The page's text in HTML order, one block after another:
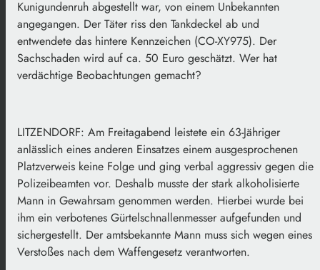
Kunigundenruh abgestellt war, von einem Unbekannten
angegangen. Der Täter riss den Tankdeckel ab und
entwendete das hintere Kennzeichen (CO-XY975). Der
Sachschaden wird auf ca. 50 Euro geschätzt. Wer hat
verdächtige Beobachtungen gemacht?
LITZENDORF: Am Freitagabend leistete ein 63-Jähriger
anlässlich eines anderen Einsatzes einem ausgesprochenen
Platzverweis keine Folge und ging verbal aggressiv gegen die
Polizeibeamten vor. Deshalb musste der stark alkoholisierte
Mann in Gewahrsam genommen werden. Hierbei wurde bei
ihm ein verbotenes Gürtelschnallenmesser aufgefunden und
sichergestellt. Der amtsbekannte Mann muss sich wegen eines
Verstoßes nach dem Waffengesetz verantworten.